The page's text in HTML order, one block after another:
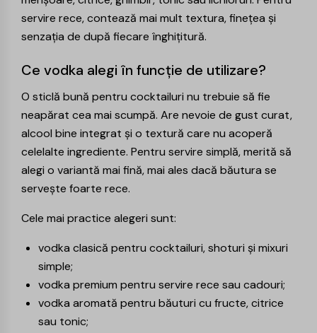
servire rece, contează mai mult textura, finețea și
senzația de după fiecare înghițitură.
Ce vodka alegi în funcție de utilizare?
O sticlă bună pentru cocktailuri nu trebuie să fie
neapărat cea mai scumpă. Are nevoie de gust curat,
alcool bine integrat și o textură care nu acoperă
celelalte ingrediente. Pentru servire simplă, merită să
alegi o variantă mai fină, mai ales dacă băutura se
servește foarte rece.
Cele mai practice alegeri sunt:
vodka clasică pentru cocktailuri, shoturi și mixuri
simple;
vodka premium pentru servire rece sau cadouri;
vodka aromată pentru băuturi cu fructe, citrice
sau tonic;